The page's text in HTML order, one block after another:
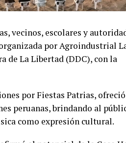
vecinos, escolares y
por Agroindustrial
de La Libertad (DDC), con la
por Fiestas Patrias,
peruanas, brindando al
como expresión cultural.